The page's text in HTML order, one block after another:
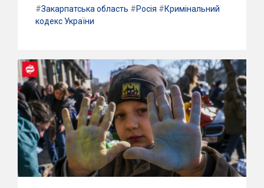
#Закарпатська область #Росія #Кримінальний
кодекс України